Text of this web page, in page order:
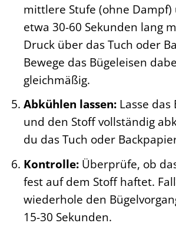
mittlere Stufe (ohne Dampf)
etwa 30-60 Sekunden lang
Druck über das Tuch oder
Bewege das Bügeleisen
gleichmäßig.
Abkühlen lassen:Lasse das
und den Stoff vollständig
du das Tuch oder
Kontrolle:Überprüfe, ob
fest auf dem Stoff haftet.
wiederhole den
15-30 Sekunden.